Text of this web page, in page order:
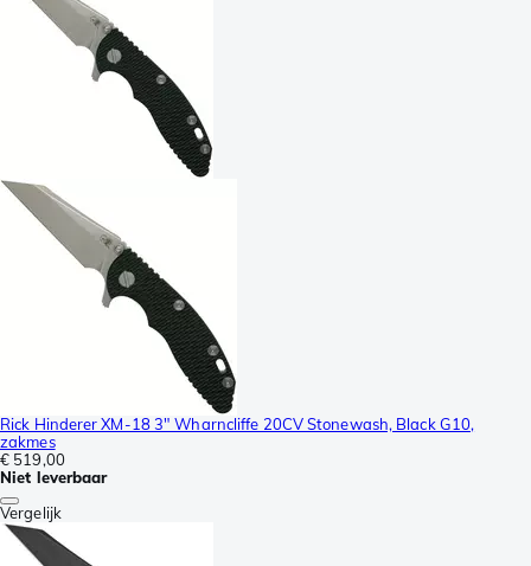
Rick Hinderer XM-18 3" Wharncliffe 20CV Stonewash, Black G10,
zakmes
€ 519,00
Niet leverbaar
Vergelijk